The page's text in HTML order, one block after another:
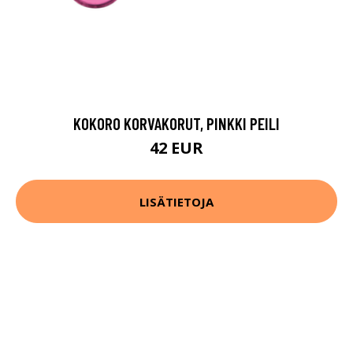
KOKORO KORVAKORUT, PINKKI PEILI
42 EUR
LISÄTIETOJA